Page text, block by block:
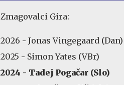
Zmagovalci Gira:
2026 - Jonas Vingegaard (Dan)
2025 - Simon Yates (VBr)
2024 - Tadej Pogačar (Slo)